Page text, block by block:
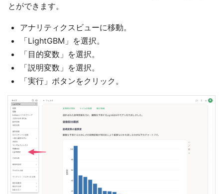
とができます。
アナリティクスビューに移動。
「LightGBM」を選択。
「目的変数」を選択。
「説明変数」を選択。
「実行」ボタンをクリック。